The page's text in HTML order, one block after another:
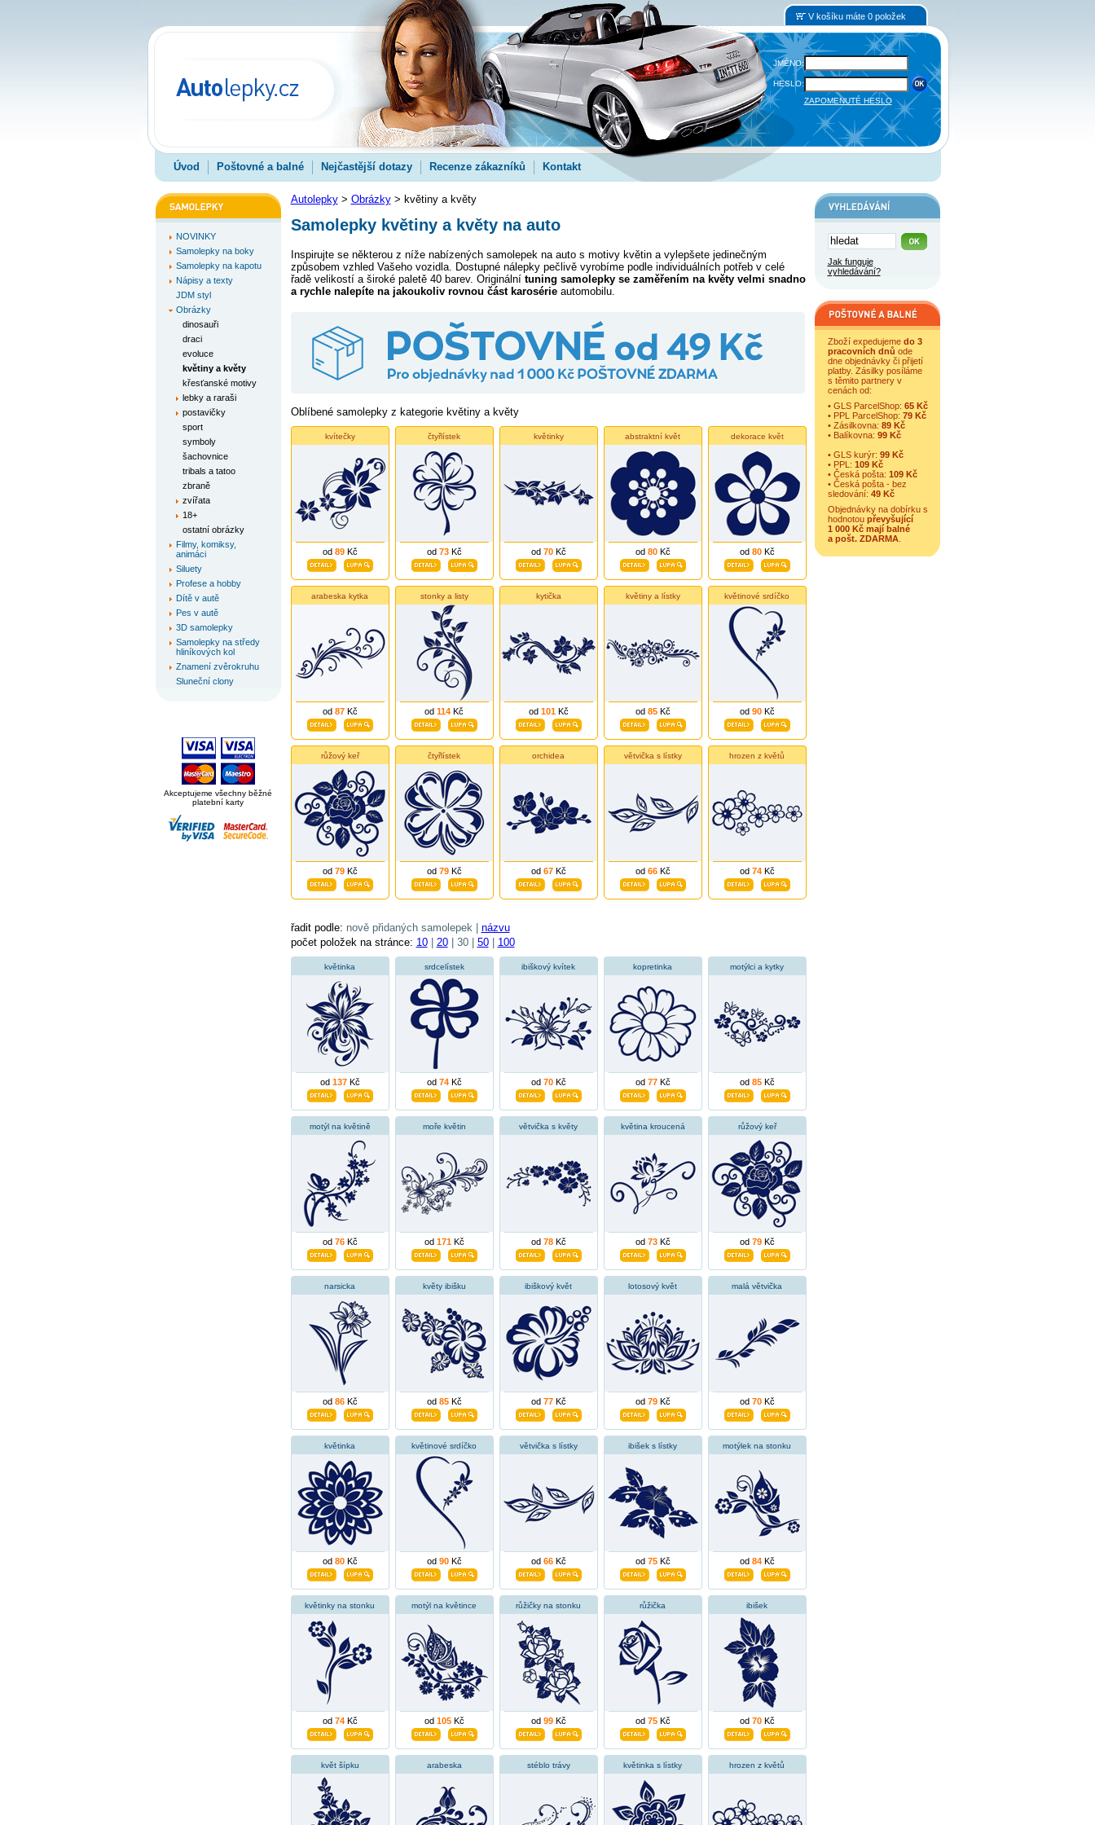
V košíku máte 0 položek
JMÉNO:
HESLO:
ZAPOMENUTÉ HESLO
Úvod Poštovné a balné Nejčastější dotazy Recenze zákazníků Kontakt
NOVINKY
Samolepky na boky
Samolepky na kapotu
Nápisy a texty
JDM styl
Obrázky
dinosauři
draci
evoluce
květiny a květy
křesťanské motivy
lebky a raraši
postavičky
sport
symboly
šachovnice
tribals a tatoo
zbraně
zvířata
18+
ostatní obrázky
Filmy, komiksy,
animáci
Siluety
Profese a hobby
Dítě v autě
Pes v autě
3D samolepky
Samolepky na středy
hliníkových kol
Znamení zvěrokruhu
Sluneční clony
Akceptujeme všechny běžné
platební karty
Autolepky> Obrázky> květiny a květy
Samolepky květiny a květy na auto
Inspirujte se některou z níže nabízených samolepek na auto s motivy květin a vylepšete jedinečným
způsobem vzhled Vašeho vozidla. Dostupné nálepky pečlivě vyrobíme podle individuálních potřeb v celé
řadě velikostí a široké paletě 40 barev. Originální tuning samolepky se zaměřením na květy velmi snadno
a rychle nalepíte na jakoukoliv rovnou část karosérieautomobilu.
Oblíbené samolepky z kategorie květiny a květy
kvítečky
od 89Kč
čtyřlístek
od 73Kč
květinky
od 70Kč
abstraktní květ
od 80Kč
dekorace květ
od 80Kč
arabeska kytka
od 87Kč
stonky a listy
od 114 Kč
kytička
od 101Kč
květiny a lístky
od 85Kč
květinové srdíčko
od 90Kč
růžový keř
od 79Kč
čtyřlístek
od 79Kč
orchidea
od 67Kč
větvička s lístky
od 66Kč
hrozen z květů
od 74Kč
řadit podle: nově přidaných samolepek | názvu
počet položek na stránce: 10| 20| 30 | 50| 100
květinka
od 137Kč
srdcelístek
od 74Kč
ibiškový kvítek
od 70Kč
kopretinka
od 77Kč
motýlci a kytky
od 85Kč
motýl na květině
od 76Kč
moře květin
od 171Kč
větvička s květy
od 78Kč
květina kroucená
od 73Kč
růžový keř
od 79Kč
narsicka
od 86Kč
květy ibišku
od 85Kč
ibiškový květ
od 77Kč
lotosový květ
od 79Kč
malá větvička
od 70Kč
květinka
od 80Kč
květinové srdíčko
od 90Kč
větvička s lístky
od 66Kč
ibišek s lístky
od 75Kč
motýlek na stonku
od 84Kč
květinky na stonku
od 74Kč
motýl na květince
od 105Kč
růžičky na stonku
od 99Kč
růžička
od 75Kč
ibišek
od 70Kč
květ šípku arabeska stéblo trávy květinka s lístky hrozen z květů
Jak funguje
vyhledávání?
Zboží expedujeme do 3
pracovních dnů ode
dne objednávky či přijetí
platby. Zásilky posíláme
s těmito partnery v
cenách od:
• GLS ParcelShop: 65 Kč
• PPL ParcelShop: 79 Kč
• Zásilkovna: 89 Kč
• Balíkovna: 99 Kč
• GLS kurýr: 99 Kč
• PPL: 109 Kč
• Česká pošta: 109 Kč
• Česká pošta - bez
sledování: 49 Kč
Objednávky na dobírku s
hodnotou převyšující
1 000 Kč mají balné
a pošt. ZDARMA.